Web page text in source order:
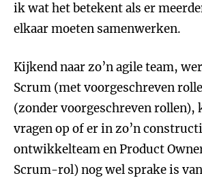
ik wat het betekent als er
elkaar moeten samenwerken.
Kijkend naar zo’n agile team,
Scrum (met voorgeschreven
(zonder voorgeschreven rollen),
vragen op of er in zo’n
ontwikkelteam en Product
Scrum-rol) nog wel sprake is